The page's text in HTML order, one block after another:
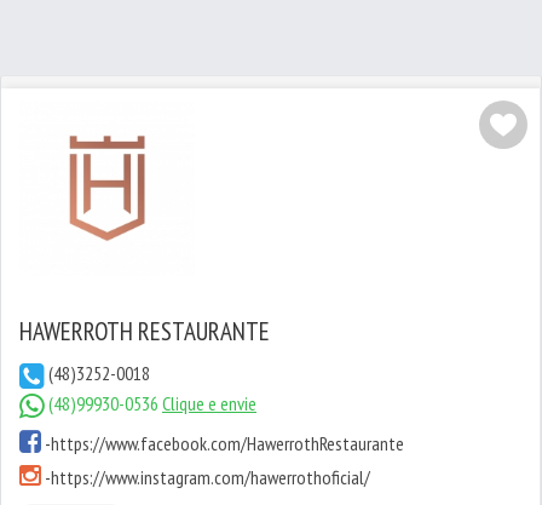
HAWERROTH RESTAURANTE
(48)3252-0018
(48)99930-0536 Clique e envie
-https://www.facebook.com/HawerrothRestaurante
-https://www.instagram.com/hawerrothoficial/